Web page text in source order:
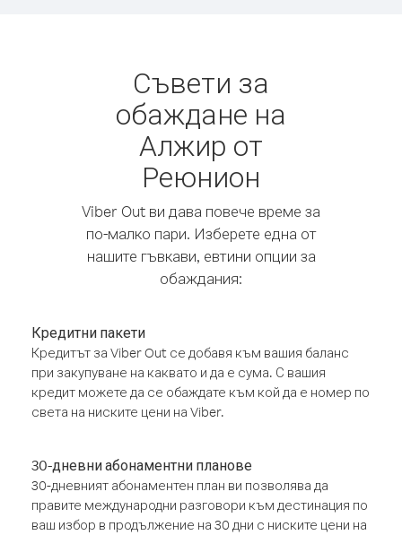
Съвети за
обаждане на
Алжир от
Реюнион
Viber Out ви дава повече време за
по-малко пари. Изберете една от
нашите гъвкави, евтини опции за
обаждания:
Кредитни пакети
Кредитът за Viber Out се добавя към вашия баланс
при закупуване на каквато и да е сума. С вашия
кредит можете да се обаждате към кой да е номер по
света на ниските цени на Viber.
30-дневни абонаментни планове
30-дневният абонаментен план ви позволява да
правите международни разговори към дестинация по
ваш избор в продължение на 30 дни с ниските цени на